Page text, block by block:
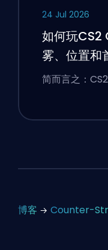
24 Jul 2026
如何玩CS2
雾、位置和
简而言之：
博客 Counter-